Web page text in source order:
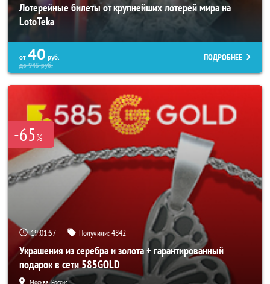
Лотерейные билеты от крупнейших лотерей мира на
LotoTeka
от 40 руб.
до945руб.
ПОДРОБНЕЕ
-65%
19:01:53 Получили:4842
Украшения из серебра и золота + гарантированный
подарок в сети 585GOLD
Москва, Россия